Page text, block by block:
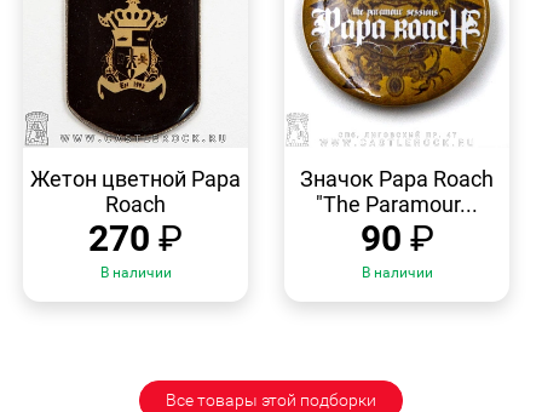
ПРОСМОТР
Жетон цветной Papa
Roach
270 ₽
В наличии
ПРОСМОТР
Значок Papa Roach
"The Paramour...
90 ₽
В наличии
Все товары этой подборки